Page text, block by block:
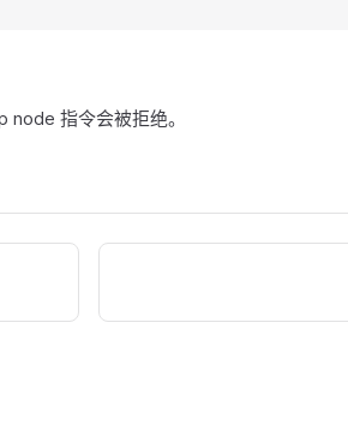
指令会被拒绝。